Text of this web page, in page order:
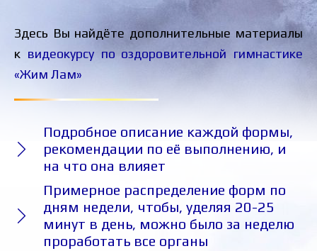
Здесь Вы найдёте дополнительные материалы
к видеокурсу по оздоровительной гимнастике
«Жим Лам»
Подробное описание каждой формы,
рекомендации по её выполнению, и
на что она влияет
Примерное распределение форм по
дням недели, чтобы, уделяя 20-25
минут в день, можно было за неделю
проработать все органы